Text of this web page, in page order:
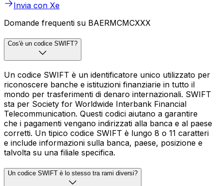
Invia con Xe
Domande frequenti su BAERMCMCXXX
Cos'è un codice SWIFT?
Un codice SWIFT è un identificatore unico utilizzato per
riconoscere banche e istituzioni finanziarie in tutto il
mondo per trasferimenti di denaro internazionali. SWIFT
sta per Society for Worldwide Interbank Financial
Telecommunication. Questi codici aiutano a garantire
che i pagamenti vengano indirizzati alla banca e al paese
corretti. Un tipico codice SWIFT è lungo 8 o 11 caratteri
e include informazioni sulla banca, paese, posizione e
talvolta su una filiale specifica.
Un codice SWIFT è lo stesso tra rami diversi?